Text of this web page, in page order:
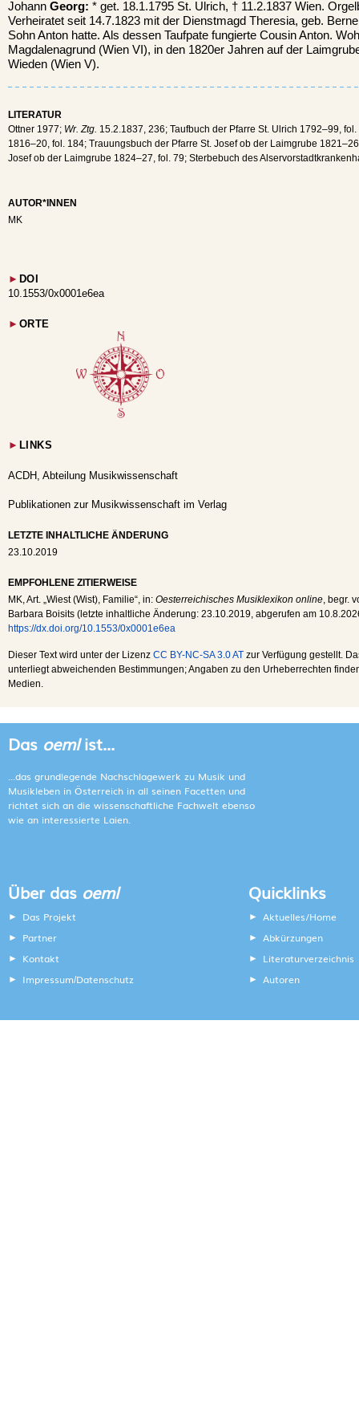
Johann Georg: * get. 18.1.1795 St. Ulrich, † 11.2.1837 Wien.
Verheiratet seit 14.7.1823 mit der Dienstmagd Theresia, geb.
Sohn Anton hatte. Als dessen Taufpate fungierte Cousin Anton.
Magdalenagrund (Wien VI), in den 1820er Jahren auf der
Wieden (Wien V).
LITERATUR
Ottner 1977; Wr. Ztg. 15.2.1837, 236; Taufbuch der Pfarre St. Ulrich 1792–99,
1816–20, fol. 184; Trauungsbuch der Pfarre St. Josef ob der Laimgrube
Josef ob der Laimgrube 1824–27, fol. 79; Sterbebuch des
AUTOR*INNEN
MK
► DOI
10.1553/0x0001e6ea
► ORTE
► LINKS
ACDH, Abteilung Musikwissenschaft
Publikationen zur Musikwissenschaft im Verlag
LETZTE INHALTLICHE ÄNDERUNG
23.10.2019
EMPFOHLENE ZITIERWEISE
MK , Art. „Wiest (Wist), Familie“, in: Oesterreichisches Musiklexikon online , begr.
Barbara Boisits (letzte inhaltliche Änderung: 23.10.2019 , abgerufen am
https://dx.doi.org/10.1553/0x0001e6ea
Dieser Text wird unter der Lizenz CC BY-NC-SA 3.0 AT zur Verfügung gestellt.
unterliegt abweichenden Bestimmungen; Angaben zu den Urheberrechten
Medien.
Das oemlist...
...das grundlegende Nachschlagewerk zu Musik und
Musikleben in Österreich in all seinen Facetten und
richtet sich an die wissenschaftliche Fachwelt ebenso
wie an interessierte Laien.
Über das oeml
Das Projekt
Partner
Kontakt
Impressum/Datenschutz
Quicklinks
Aktuelles/Home
Abkürzungen
Literaturverzeichnis
Autoren